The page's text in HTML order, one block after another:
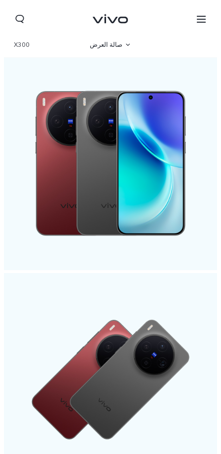
Bahrain(ar) | حدد البلد/المنطقة
X300 صالة العرض
مواصفات المنتج